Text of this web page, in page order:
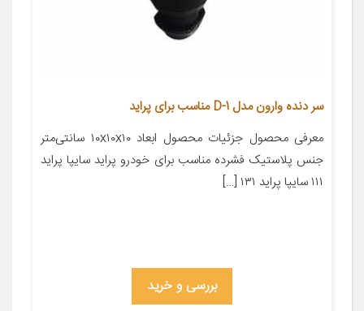
سر دنده وارون مدل D-1 مناسب برای پراید
معرفی محصول جزئیات محصول ابعاد ۱۰x۱۰x۱۰ سانتی‌متر
جنس پلاستیک فشرده مناسب برای خودرو پراید سایپا پراید
۱۱۱ سایپا پراید ۱۳۱ […]
بررسی و خرید